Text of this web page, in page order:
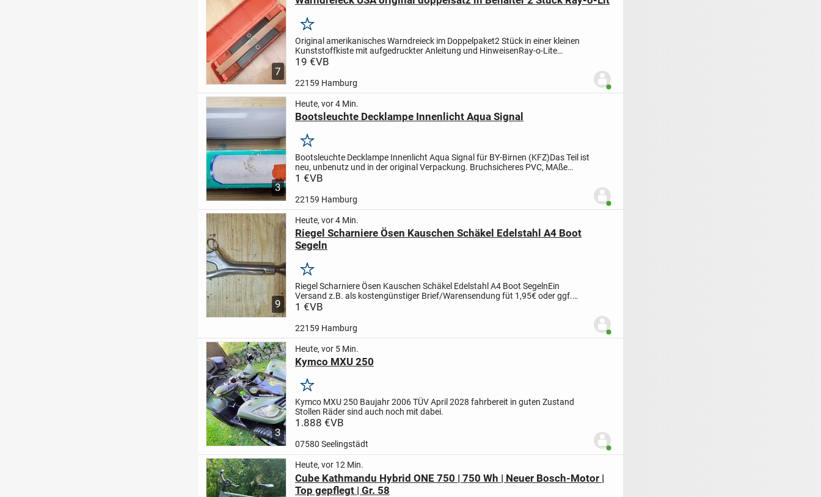
7
Merken
Original amerikanisches Warndreieck im Doppelpaket2 Stück in einer kleinen
Kunststoffkiste mit aufgedruckter Anleitung und HinweisenRay-o-Lite
Emergency Device RX 301
19 €VB
22159 Hamburg Benutzer ist online
3
Heute, vor 4 Min.
Bootsleuchte Decklampe Innenlicht Aqua Signal
Merken
Bootsleuchte Decklampe Innenlicht Aqua Signal für BY-Birnen (KFZ)Das Teil ist
neu, unbenutz und in der original Verpackung. Bruchsicheres PVC, MAße
140x40x40mm. Mit Druck-Schalter.
1 €VB
22159 Hamburg Benutzer ist online
9
Heute, vor 4 Min.
Riegel Scharniere Ösen Kauschen Schäkel Edelstahl A4 Boot
Segeln
Merken
Riegel Scharniere Ösen Kauschen Schäkel Edelstahl A4 Boot SegelnEin
Versand z.B. als kostengünstiger Brief/Warensendung füt 1,95€ oder ggf.
Hermes-Päckchen (versichert) für 4,90€ ist auch...
1 €VB
22159 Hamburg Benutzer ist online
3
Heute, vor 5 Min.
Kymco MXU 250
Merken
Kymco MXU 250 Baujahr 2006 TÜV April 2028 fahrbereit in guten Zustand
Stollen Räder sind auch noch mit dabei.
1.888 €VB
07580 Seelingstädt Benutzer ist online
Heute, vor 12 Min.
Cube Kathmandu Hybrid ONE 750 | 750 Wh | Neuer Bosch-Motor |
Top gepflegt | Gr. 58